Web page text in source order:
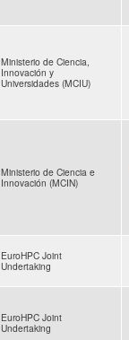
Ministerio de Ciencia,
Innovación y
Universidades (MCIU)
Ministerio de Ciencia e
Innovación (MCIN)
EuroHPC Joint
Undertaking
EuroHPC Joint
Undertaking